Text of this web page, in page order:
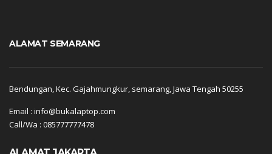
ALAMAT SEMARANG
Bendungan, Kec. Gajahmungkur, semarang, Jawa Tengah 50255
Email : info@bukalaptop.com
Call/Wa : 085777777478